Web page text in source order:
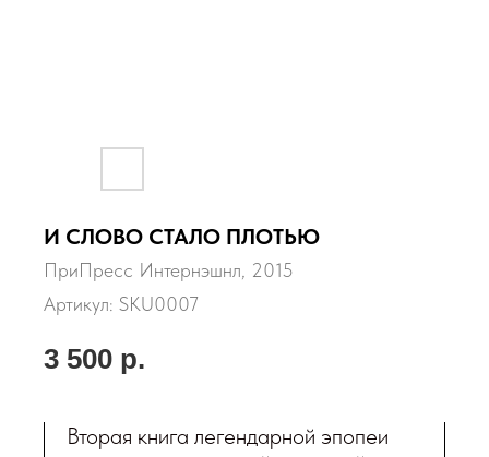
И СЛОВО СТАЛО ПЛОТЬЮ
ПриПресс Интернэшнл, 2015
Артикул: SKU0007
3 500 р.
Вторая книга легендарной эпопеи